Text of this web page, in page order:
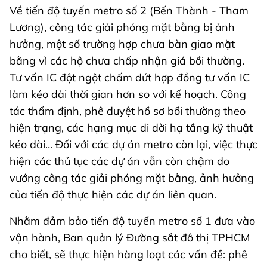
Về tiến độ tuyến metro số 2 (Bến Thành - Tham
Lương), công tác giải phóng mặt bằng bị ảnh
hưởng, một số trường hợp chưa bàn giao mặt
bằng vì các hộ chưa chấp nhận giá bồi thường.
Tư vấn IC đột ngột chấm dứt hợp đồng tư vấn IC
làm kéo dài thời gian hơn so với kế hoạch. Công
tác thẩm định, phê duyệt hồ sơ bồi thường theo
hiện trạng, các hạng mục di dời hạ tầng kỹ thuật
kéo dài… Đối với các dự án metro còn lại, việc thực
hiện các thủ tục các dự án vẫn còn chậm do
vướng công tác giải phóng mặt bằng, ảnh hưởng
của tiến độ thực hiện các dự án liên quan.
Nhằm đảm bảo tiến độ tuyến metro số 1 đưa vào
vận hành, Ban quản lý Đường sắt đô thị TPHCM
cho biết, sẽ thực hiện hàng loạt các vấn đề: phê